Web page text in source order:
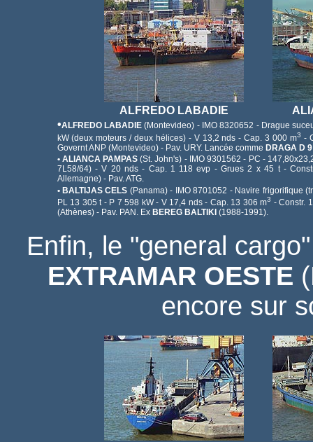
ALFREDO LABADIE
•ALFREDO LABADIE(Montevideo) - IMO 8320652 - Drague
kW (deux moteurs / deux hélices) - V 13,2 nds - Cap. 3 000 m3 -
Governt ANP (Montevideo) - Pav. URY. Lancée comme DRAGA D 9
• ALIANCA PAMPAS(St. John's) - IMO 9301562 - PC -
7L58/64) - V 20 nds - Cap. 1 118 evp - Grues 2 x 45 t -
Allemagne) - Pav. ATG.
• BALTIJAS CELS (Panama) - IMO 8701052 - Navire frigorifique
PL 13 305 t - P 7 598 kW - V 17,4 nds - Cap. 13 306 m3 - Constr.
(Athènes) - Pav. PAN. Ex BEREG BALTIKI (1988-1991).
Enfin, le "general
EXTRAMAR OESTE
encore sur